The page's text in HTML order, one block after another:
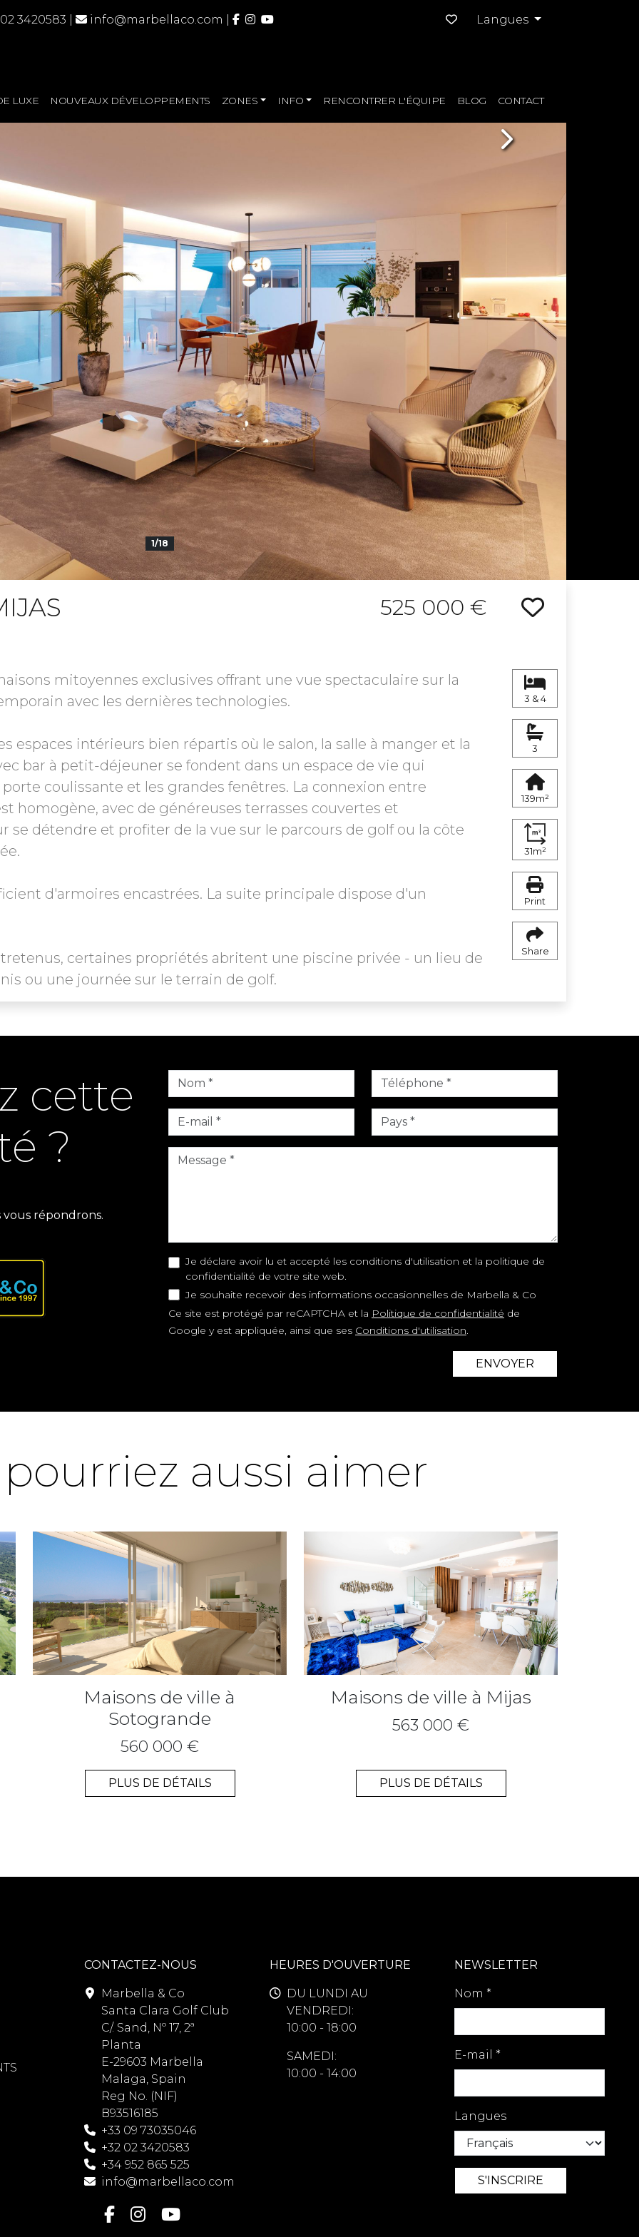
3420583 info@marbellaco.com Langues
LUXE NOUVEAUX DÉVELOPPEMENTS ZONES INFO RENCONTRER L'ÉQUIPE BLOG CONTACT
1/18
Next
525 000 €
mitoyennes exclusives offrant une vue spectaculaire sur la
avec les dernières technologies.
espaces intérieurs bien répartis où le salon, la salle à manger et la
bar à petit-déjeuner se fondent dans un espace de vie qui
coulissante et les grandes fenêtres. La connexion entre
homogène, avec de généreuses terrasses couvertes et
se détendre et profiter de la vue sur le parcours de golf ou la côte
d'armoires encastrées. La suite principale dispose d'un
certaines propriétés abritent une piscine privée - un lieu de
ou une journée sur le terrain de golf.
3 & 4
3
139m²
31m²
Print
Share
cette
?
répondrons.
Je déclare avoir lu et accepté les conditions d'utilisation et la politique de
confidentialité de votre site web.
Je souhaite recevoir des informations occasionnelles de Marbella & Co
Ce site est protégé par reCAPTCHA et la Politique de confidentialité de
Google y est appliquée, ainsi que ses Conditions d'utilisation.
ENVOYER
aussi aimer
Maisons de ville à
Sotogrande
560 000 €
PLUS DE DÉTAILS
Maisons de ville à Mijas
563 000 €
PLUS DE DÉTAILS
CONTACTEZ-NOUS
Marbella & Co
Santa Clara Golf Club
C/. Sand, Nº 17, 2ª
Planta
E-29603 Marbella
Malaga, Spain
Reg No. (NIF)
B93516185
+33 09 73035046
+32 02 3420583
+34 952 865 525
info@marbellaco.com
HEURES D'OUVERTURE
DU LUNDI AU
VENDREDI:
10:00 - 18:00
SAMEDI:
10:00 - 14:00
NEWSLETTER
Nom *
E-mail *
Langues